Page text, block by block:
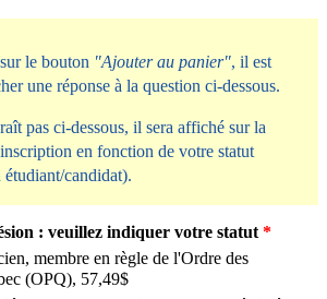
le bouton "Ajouter au panier", il est
une réponse à la question ci-dessous.
pas ci-dessous, il sera affiché sur la
en fonction de votre statut
candidat).
: veuillez indiquer votre statut *
membre en règle de l'Ordre des
(OPQ), 57,49$